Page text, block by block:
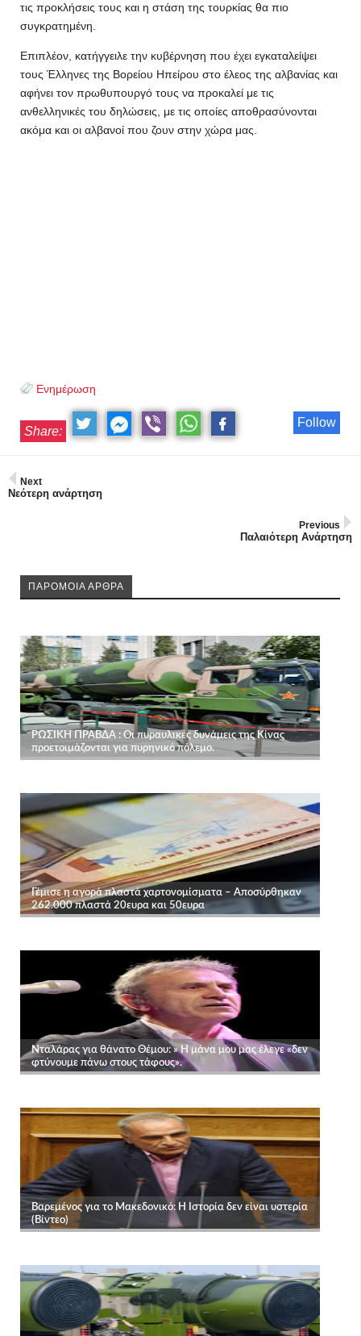
τις προκλήσεις τους και η στάση της τουρκίας θα πιο
συγκρατημένη.
Επιπλέον, κατήγγειλε την κυβέρνηση που έχει εγκαταλείψει
τους Έλληνες της Βορείου Ηπείρου στο έλεος της αλβανίας και
αφήνει τον πρωθυπουργό τους να προκαλεί με τις
ανθελληνικές του δηλώσεις, με τις οποίες αποθρασύνονται
ακόμα και οι αλβανοί που ζουν στην χώρα μας.
Ενημέρωση
Follow
Share:
Next
Νεότερη ανάρτηση
Previous
Παλαιότερη Ανάρτηση
ΠΑΡΟΜΟΙΑ ΑΡΘΡΑ